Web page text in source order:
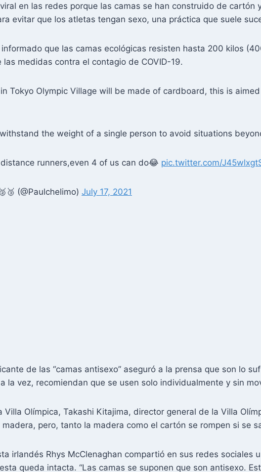
en las redes porque las camas se han construido de cartón
evitar que los atletas tengan sexo, una práctica que suele
que las camas ecológicas resisten hasta 200 kilos
medidas contra el contagio de COVID-19.
Tokyo Olympic Village will be made of cardboard, this is
the weight of a single person to avoid situations
runners,even 4 of us can do😂 pic.twitter.com/
(@Paulchelimo) July 17, 2021
de las “camas antisexo” aseguró a la prensa que son lo
la vez, recomiendan que se usen solo individualmente y sin
Villa Olímpica, Takashi Kitajima, director general de la Villa
pero, tanto la madera como el cartón se rompen si se
irlandés Rhys McClenaghan compartió en sus redes sociales
queda intacta. “Las camas se suponen que son antisexo.